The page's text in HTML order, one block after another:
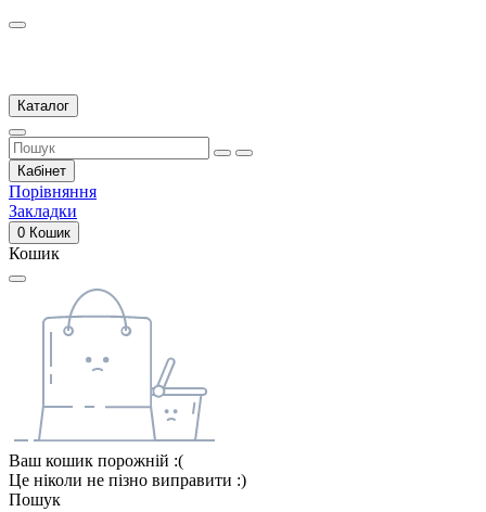
Каталог
Кабінет
Порівняння
Закладки
0 Кошик
Кошик
Ваш кошик порожній :(
Це ніколи не пізно виправити :)
Пошук